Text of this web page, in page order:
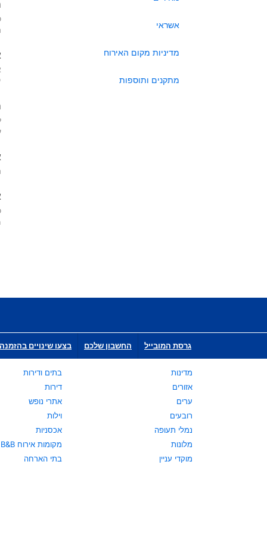
אשראי
מדיניות מקום האירוח
מתקנים ותוספות
גרסת המובייל החשבון שלכם בצעו שינויים
מדינות
אזורים
ערים
רובעים
נמלי תעופה
מלונות
מוקדי עניין
בתים ודירות
דירות
אתרי נופש
וילות
אכסניות
מקומות אירוח B&B
בתי הארחה